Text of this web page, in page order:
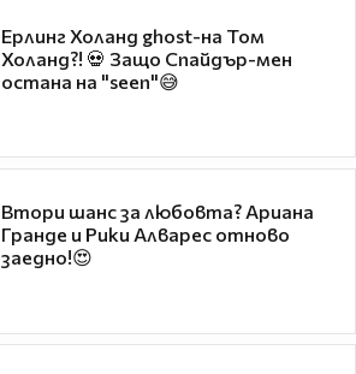
Ерлинг Холанд ghost-на Том
Холанд?! 💀 Защо Спайдър-мен
остана на "seen"😅
Втори шанс за любовта? Ариана
Гранде и Рики Алварес отново
заедно!😍